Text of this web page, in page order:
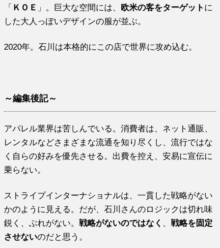
「 ＫＯＥ 」。巨大な空間には、 欧米の客をターゲット に
した大人っぽいデザインの服が並ぶ。
2020年。石川は本格的にこの店で世界に攻め込む。
～編集後記～
アパレル業界は苦しんでいる。消費者は、ネット通販、
レンタルなどさまざまな流通を知り尽くし、流行ではな
く自らの好みを優先させる。出費を控え、安易に宣伝に
乗らない。
ストライプインターナショナルは、一貫した戦略がない
かのように見える。だが、石川さんのロジックは切れ味
鋭く、ぶれがない。戦略がないのではなく 、戦略を固定
させないのだと思う。